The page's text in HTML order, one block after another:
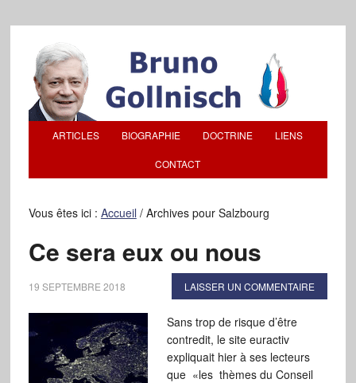
ARTICLES BIOGRAPHIE DOCTRINE LIENS
CONTACT
Vous êtes ici : Accueil /Archives pour Salzbourg
Ce sera eux ou nous
19 SEPTEMBRE 2018 LAISSER UN COMMENTAIRE
Sans trop de risque d’être
contredit, le site euractiv
expliquait hier à ses lecteurs
que «les thèmes du Conseil